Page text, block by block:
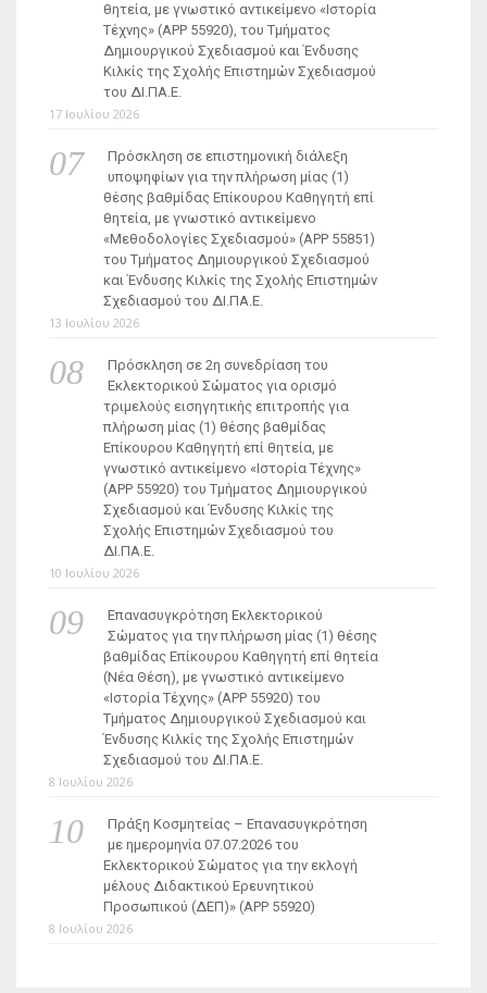
θητεία, με γνωστικό αντικείμενο «Ιστορία
Τέχνης» (ΑΡΡ 55920), του Τμήματος
Δημιουργικού Σχεδιασμού και Ένδυσης
Κιλκίς της Σχολής Επιστημών Σχεδιασμού
του ΔΙ.ΠΑ.Ε.
17 Ιουλίου 2026
Πρόσκληση σε επιστημονική διάλεξη
υποψηφίων για την πλήρωση μίας (1)
θέσης βαθμίδας Επίκουρου Καθηγητή επί
θητεία, με γνωστικό αντικείμενο
«Μεθοδολογίες Σχεδιασμού» (ΑΡΡ 55851)
του Τμήματος Δημιουργικού Σχεδιασμού
και Ένδυσης Κιλκίς της Σχολής Επιστημών
Σχεδιασμού του ΔΙ.ΠΑ.Ε.
13 Ιουλίου 2026
Πρόσκληση σε 2η συνεδρίαση του
Εκλεκτορικού Σώματος για ορισμό
τριμελούς εισηγητικής επιτροπής για
πλήρωση μίας (1) θέσης βαθμίδας
Επίκουρου Καθηγητή επί θητεία, με
γνωστικό αντικείμενο «Ιστορία Τέχνης»
(ΑΡΡ 55920) του Τμήματος Δημιουργικού
Σχεδιασμού και Ένδυσης Κιλκίς της
Σχολής Επιστημών Σχεδιασμού του
ΔΙ.ΠΑ.Ε.
10 Ιουλίου 2026
Επανασυγκρότηση Εκλεκτορικού
Σώματος για την πλήρωση μίας (1) θέσης
βαθμίδας Επίκουρου Καθηγητή επί θητεία
(Νέα Θέση), με γνωστικό αντικείμενο
«Ιστορία Τέχνης» (ΑΡΡ 55920) του
Τμήματος Δημιουργικού Σχεδιασμού και
Ένδυσης Κιλκίς της Σχολής Επιστημών
Σχεδιασμού του ΔΙ.ΠΑ.Ε.
8 Ιουλίου 2026
Πράξη Κοσμητείας – Επανασυγκρότηση
με ημερομηνία 07.07.2026 του
Εκλεκτορικού Σώματος για την εκλογή
μέλους Διδακτικού Ερευνητικού
Προσωπικού (ΔΕΠ)» (APP 55920)
8 Ιουλίου 2026